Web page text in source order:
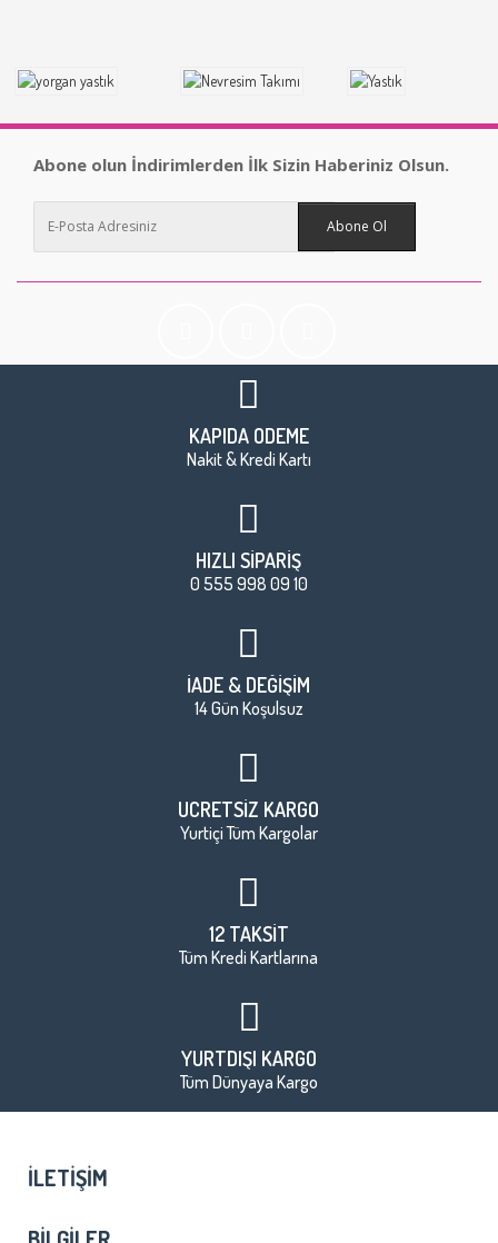
Abone olun İndirimlerden İlk Sizin Haberiniz Olsun.
Abone Ol
KAPIDA ÖDEME
Nakit & Kredi Kartı
HIZLI SİPARİŞ
0 555 998 09 10
İADE & DEĞİŞİM
14 Gün Koşulsuz
ÜCRETSİZ KARGO
Yurtiçi Tüm Kargolar
12 TAKSİT
Tüm Kredi Kartlarına
YURTDIŞI KARGO
Tüm Dünyaya Kargo
İLETIŞIM